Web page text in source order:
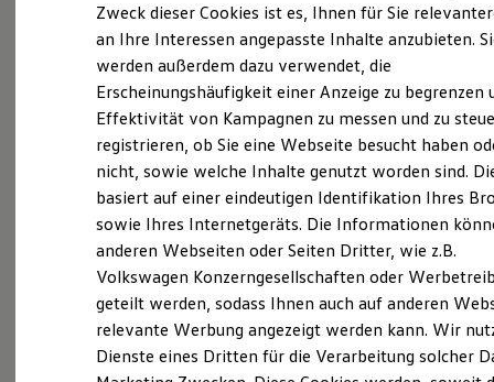
Laden
Laden unterwegs
Laden Zuhause
Ladezeitensimulator
Batterie
Sicherheit
Garantie und Lebensdauer
Nachhaltigkeit
Technologie
Kosten und Kauf
Verbrauchskosten
Kaufoptionen
E-Auto-Förderung
Software und Konnektivität
Die ID. Software 6
ID. Software Versionen und Updates
Digitale Extras
Schnittstellen zu Ihrem ID.
Probefahrt vereinbaren
Fahrzeugangebot anfordern
Servicetermin buchen
Zweck dieser Cookies ist es, Ihnen für Sie
an Ihre Interessen angepasste Inhalte anzubieten.
werden außerdem dazu verwendet, die
Erscheinungshäufigkeit einer Anzeige zu begrenzen
Effektivität von Kampagnen zu messen und zu
registrieren, ob Sie eine Webseite besucht haben
nicht, sowie welche Inhalte genutzt worden sind.
basiert auf einer eindeutigen Identifikation Ihres
sowie Ihres Internetgeräts. Die Informationen
anderen Webseiten oder Seiten Dritter, wie z.B.
Volkswagen Konzerngesellschaften oder
geteilt werden, sodass Ihnen auch auf anderen
relevante Werbung angezeigt werden kann. Wir
Dienste eines Dritten für die Verarbeitung solcher